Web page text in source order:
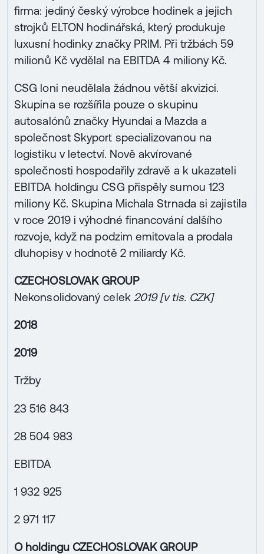
firma: jediný český výrobce hodinek a jejich
strojků ELTON hodinářská, který produkuje
luxusní hodinky značky PRIM. Při tržbách 59
milionů Kč vydělal na EBITDA 4 miliony Kč.
CSG loni neudělala žádnou větší akvizici.
Skupina se rozšířila pouze o skupinu
autosalónů značky Hyundai a Mazda a
společnost Skyport specializovanou na
logistiku v letectví. Nově akvírované
společnosti hospodařily zdravě a k ukazateli
EBITDA holdingu CSG přispěly sumou 123
miliony Kč. Skupina Michala Strnada si zajistila
v roce 2019 i výhodné financování dalšího
rozvoje, když na podzim emitovala a prodala
dluhopisy v hodnotě 2 miliardy Kč.
CZECHOSLOVAK GROUP
Nekonsolidovaný celek 2019 [v tis. CZK]
2018
2019
Tržby
23 516 843
28 504 983
EBITDA
1 932 925
2 971 117
O holdingu CZECHOSLOVAK GROUP